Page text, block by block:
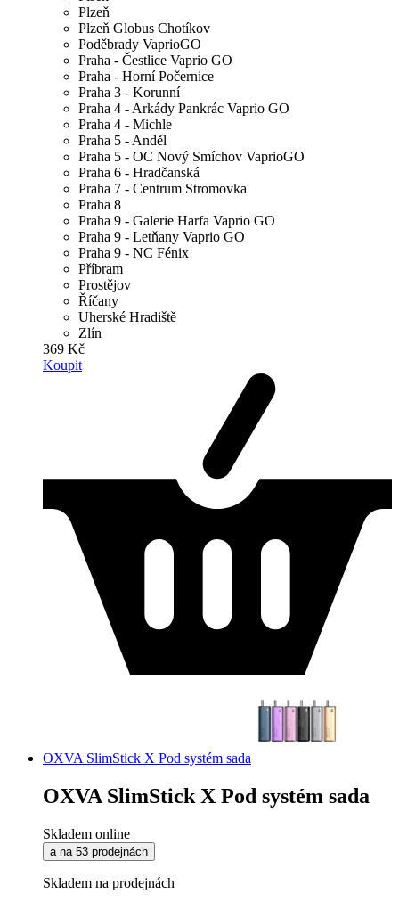
Plzeň
Plzeň Globus Chotíkov
Poděbrady VaprioGO
Praha - Čestlice Vaprio GO
Praha - Horní Počernice
Praha 3 - Korunní
Praha 4 - Arkády Pankrác Vaprio GO
Praha 4 - Michle
Praha 5 - Anděl
Praha 5 - OC Nový Smíchov VaprioGO
Praha 6 - Hradčanská
Praha 7 - Centrum Stromovka
Praha 8
Praha 9 - Galerie Harfa Vaprio GO
Praha 9 - Letňany Vaprio GO
Praha 9 - NC Fénix
Příbram
Prostějov
Říčany
Uherské Hradiště
Zlín
369 Kč
Koupit
OXVA SlimStick X Pod systém sada
OXVA SlimStick X Pod systém sada
Skladem online
a na 53 prodejnách
Skladem na prodejnách